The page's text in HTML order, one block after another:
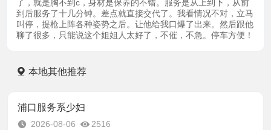
了，就是胸不到c，身材是保养的不错。服务是从上到下，从前
到后服务了十几分钟。差点就直接交代了。我看情况不对，立马
叫停，提枪上阵各种姿势之后。让他给我口爆了出来。然后跟他
聊了很多，只能说这个姐姐人太好了，不催，不急。停车方便！
本地其他推荐
浦口服务系少妇
2026-08-06
2516